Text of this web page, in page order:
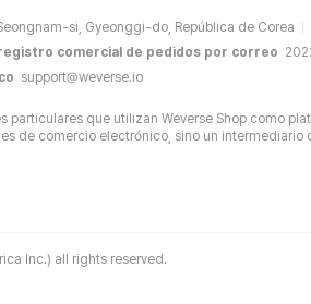
si, Gyeonggi-do, República de Corea
comercial de pedidos por correo
support@weverse.io
que utilizan Weverse Shop como
de comercio electrónico, sino un
Inc.) all rights reserved.